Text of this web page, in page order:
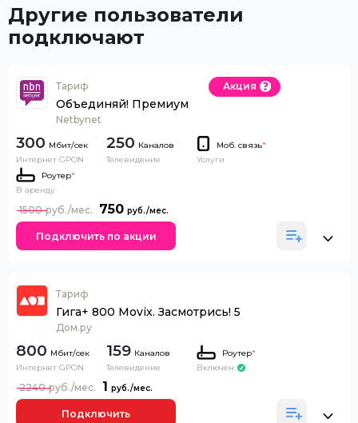
Другие пользователи
подключают
Тариф
Объединяй! Премиум
Netbynet
Акция
300
Интернет GPON
250 Каналов
Телевидение
Моб. связь*
Услуги
Роутер*
В аренду
750
1500
Подключить по акции
Тариф
Гига+ 800 Movix. Засмотрись! 5
Дом.ру
800
Интернет GPON
159 Каналов
Телевидение
Роутер*
Включен
1
2240
Подключить